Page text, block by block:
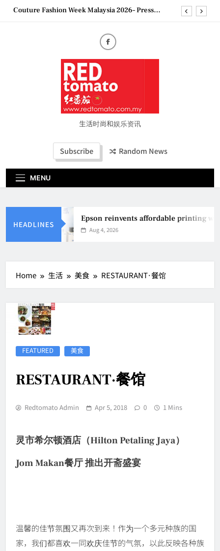
SkipCouture Fashion Week Malaysia 2026– Press
妈妈提供分享剖腹产复原历程的空间
2026 全国房地产大奖创历史纪录 见证马来西亚房
地产经纪行业蓬勃发展
Epson reinvents affordable printing with next-
generation EcoTank Series
Couture Fashion Week Malaysia 2026– Press
“See Her Heal – 1,000 Untold Stories” 为马来西亚
妈妈提供分享剖腹产复原历程的空间
地产经纪行业蓬勃发展
生活时尚和娱乐资讯
Subscribe Random News
MENU
HEADLINES
Epson reinvents affordable printing
Aug 4, 2026
Home 生活 美食 RESTAURANT·餐馆
FEATURED 美食
RESTAURANT·餐馆
Redtomato Admin Apr 5, 2018 0 1 Mins
灵市希尔顿酒店（Hilton Petaling Jaya）
Jom Makan餐厅 推出开斋盛宴
温馨的佳节氛围又再次到来！作为一个多元种族的国
家，我们都喜欢一同欢庆佳节的气氛，以此反映各种族